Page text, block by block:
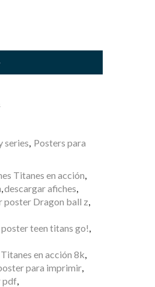
series, Posters para
Titanes en acción,
,descargar afiches,
poster Dragon ball z,
teen titans go!,
en acción 8k,
para imprimir,
pdf,